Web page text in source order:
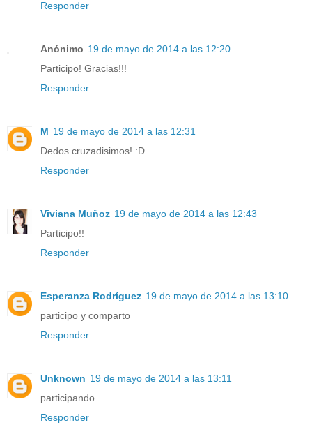
Responder
Anónimo 19 de mayo de 2014 a las 12:20
Participo! Gracias!!!
Responder
M 19 de mayo de 2014 a las 12:31
Dedos cruzadisimos! :D
Responder
Viviana Muñoz 19 de mayo de 2014 a las 12:43
Participo!!
Responder
Esperanza Rodríguez 19 de mayo de 2014 a las 13:10
participo y comparto
Responder
Unknown 19 de mayo de 2014 a las 13:11
participando
Responder